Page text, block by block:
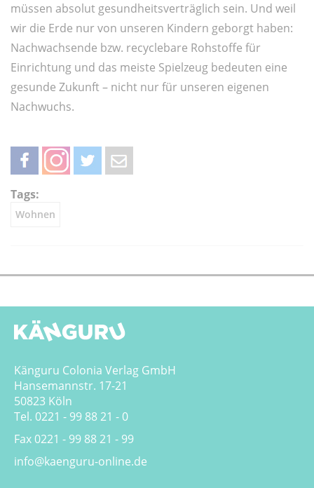
müssen absolut gesundheitsverträglich sein. Und weil
wir die Erde nur von unseren Kindern geborgt haben:
Nachwachsende bzw. recyclebare Rohstoffe für
Einrichtung und das meiste Spielzeug bedeuten eine
gesunde Zukunft – nicht nur für unseren eigenen
Nachwuchs.
teilen
Tags:
Wohnen
Känguru Colonia Verlag GmbH
Hansemannstr. 17-21
50823 Köln
Tel. 0221 - 99 88 21 - 0
Fax 0221 - 99 88 21 - 99
info@kaenguru-online.de